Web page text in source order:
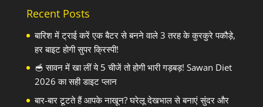
Recent Posts
बारिश में ट्राई करें एक बैटर से बनने वाले 3 तरह के कुरकुरे पकौड़े,
हर बाइट होगी सुपर क्रिस्पी!
🥣 सावन में खा लीं ये 5 चीजें तो होगी भारी गड़बड़! Sawan Diet
2026 का सही डाइट प्लान
बार-बार टूटते हैं आपके नाखून? घरेलू देखभाल से बनाएं सुंदर और